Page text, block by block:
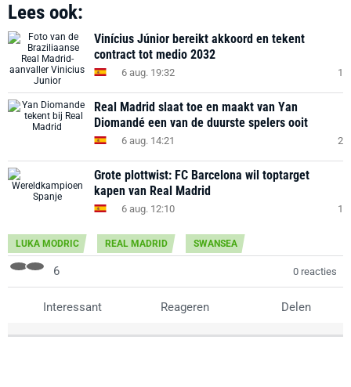
Lees ook:
Vinícius Júnior bereikt akkoord en tekent
contract tot medio 2032
6 aug. 19:32 1
Real Madrid slaat toe en maakt van Yan
Diomandé een van de duurste spelers ooit
6 aug. 14:21 2
Grote plottwist: FC Barcelona wil toptarget
kapen van Real Madrid
6 aug. 12:10 1
LUKA MODRIC REAL MADRID SWANSEA
6 0 reacties
Interessant Reageren Delen